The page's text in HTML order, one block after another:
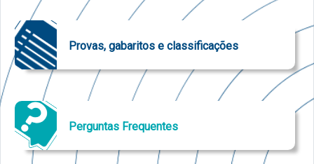
Provas, gabaritos e classificações
Perguntas Frequentes